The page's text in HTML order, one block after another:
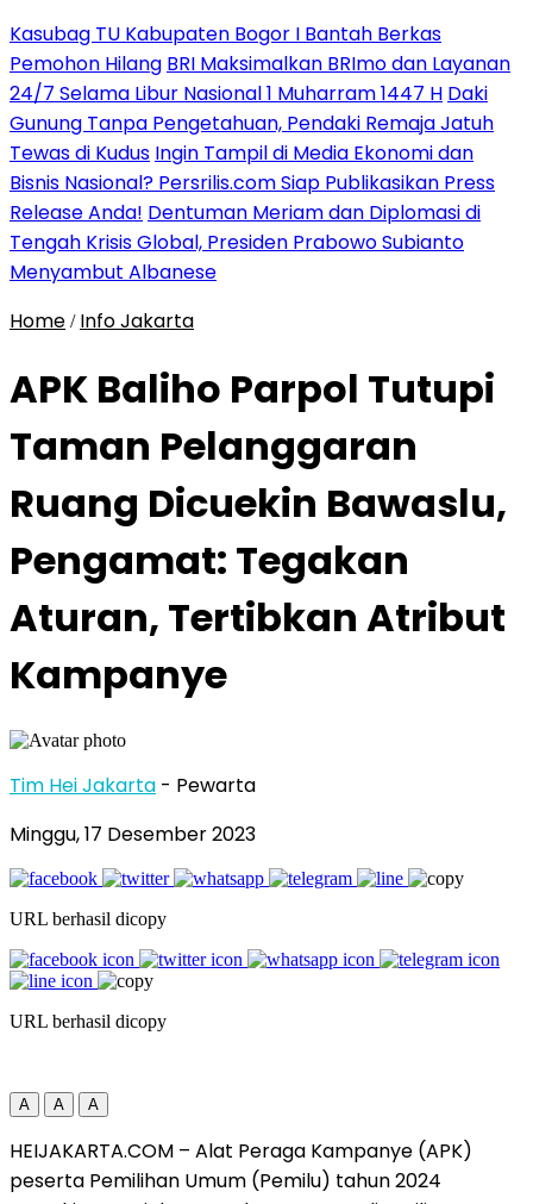
Kasubag TU Kabupaten Bogor I Bantah Berkas
Pemohon Hilang BRI Maksimalkan BRImo dan Layanan
24/7 Selama Libur Nasional 1 Muharram 1447 H Daki
Gunung Tanpa Pengetahuan, Pendaki Remaja Jatuh
Tewas di Kudus Ingin Tampil di Media Ekonomi dan
Bisnis Nasional? Persrilis.com Siap Publikasikan Press
Release Anda! Dentuman Meriam dan Diplomasi di
Tengah Krisis Global, Presiden Prabowo Subianto
Menyambut Albanese
Home / Info Jakarta
APK Baliho Parpol Tutupi
Taman Pelanggaran
Ruang Dicuekin Bawaslu,
Pengamat: Tegakan
Aturan, Tertibkan Atribut
Kampanye
Tim Hei Jakarta - Pewarta
Minggu, 17 Desember 2023
URL berhasil dicopy
URL berhasil dicopy
A A A
HEIJAKARTA.COM – Alat Peraga Kampanye (APK)
peserta Pemilihan Umum (Pemilu) tahun 2024